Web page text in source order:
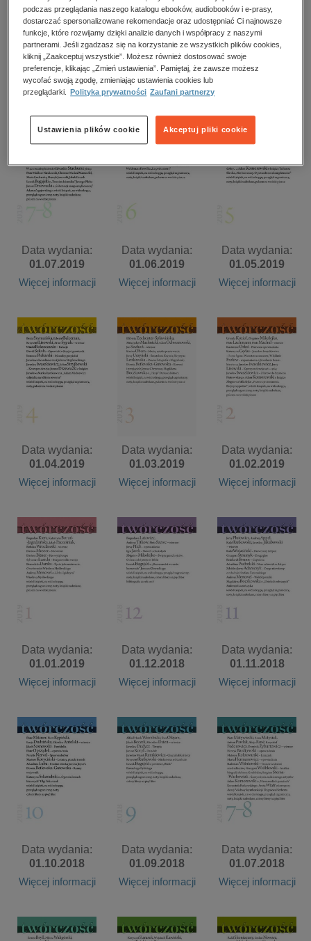
polityka, społeczno-informacyjne
psychologiczne
inne
popularno-naukowe
historia
zdrowie
Data wydania:
01.11.2019
Więcej informacji
Data wydania:
01.10.2019
Więcej informacji
Data wydania:
01.09.2019
Data wydania:
01.07.2019
Więcej informacji
Data wydania:
01.06.2019
Więcej informacji
Data wydania:
01.05.2019
Więcej informacji
Data wydania:
01.04.2019
Więcej informacji
Data wydania:
01.03.2019
Więcej informacji
Data wydania:
01.02.2019
Więcej informacji
Data wydania:
01.01.2019
Więcej informacji
Data wydania:
01.12.2018
Więcej informacji
Data wydania:
01.11.2018
Więcej informacji
Data wydania:
01.10.2018
Więcej informacji
Data wydania:
01.09.2018
Więcej informacji
Data wydania:
01.07.2018
Więcej informacji
podczas przeglądania naszego katalogu ebooków, audiobooków i e-prasy,
dostarczać spersonalizowane rekomendacje oraz udostępniać Ci najnowsze
funkcje, które rozwijamy dzięki analizie danych i współpracy z naszymi
partnerami. Jeśli zgadzasz się na korzystanie ze wszystkich plików cookies,
kliknij „Zaakceptuj wszystkie”. Możesz również dostosować swoje
preferencje, klikając „Zmień ustawienia”. Pamiętaj, że zawsze możesz
wycofać swoją zgodę, zmieniając ustawienia cookies lub
przeglądarki.
Polityka prywatności Zaufani partnerzy
Akceptuj pliki cookie
Ustawienia plików cookie